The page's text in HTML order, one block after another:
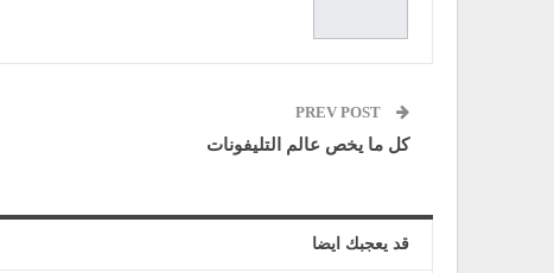
كل ما يخص عالم التليفونات
قد يعجبك ايضا